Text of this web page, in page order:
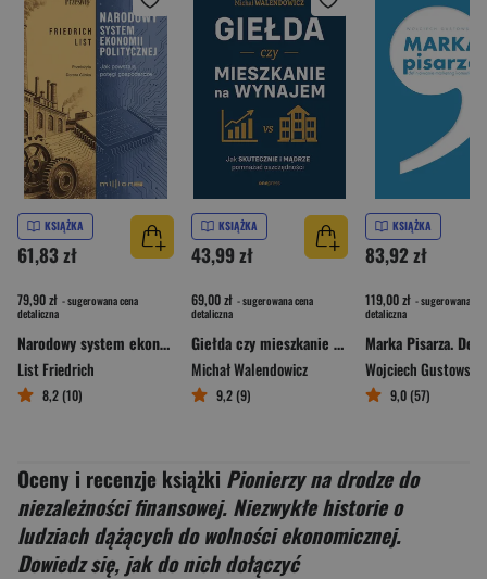
KSIĄŻKA
61,83 zł
79,90 zł - sugerowana cena
detaliczna
Narodowy system ekonomii politycznej. Jak powstają potęgi gospodarcze
List Friedrich
8,2 (10)
KSIĄŻKA
43,99 zł
69,00 zł - sugerowana cena
detaliczna
Giełda czy mieszkanie na wynajem. Jak skutecznie i mądrze pomnażać oszczędności?
Michał Walendowicz
9,2 (9)
KSIĄŻKA
83,92 zł
119,00 zł - sugerowana
detaliczna
Wojciech Gustowski
9,0 (57)
Oceny i recenzje książki Pionierzy na drodze do
niezależności finansowej. Niezwykłe historie o
ludziach dążących do wolności ekonomicznej.
Dowiedz się, jak do nich dołączyć